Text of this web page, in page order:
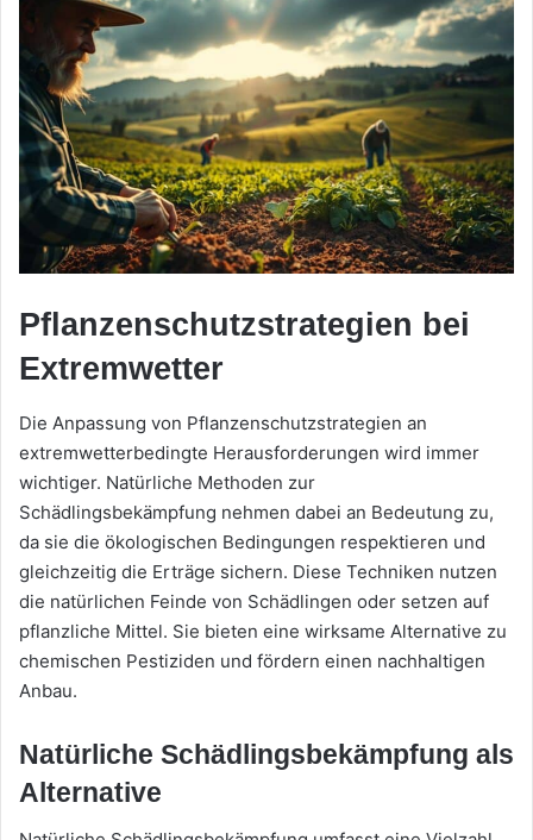
Pflanzenschutzstrategien bei
Extremwetter
Die Anpassung von Pflanzenschutzstrategien an
extremwetterbedingte Herausforderungen wird immer
wichtiger. Natürliche Methoden zur
Schädlingsbekämpfung nehmen dabei an Bedeutung zu,
da sie die ökologischen Bedingungen respektieren und
gleichzeitig die Erträge sichern. Diese Techniken nutzen
die natürlichen Feinde von Schädlingen oder setzen auf
pflanzliche Mittel. Sie bieten eine wirksame Alternative zu
chemischen Pestiziden und fördern einen nachhaltigen
Anbau.
Natürliche Schädlingsbekämpfung als
Alternative